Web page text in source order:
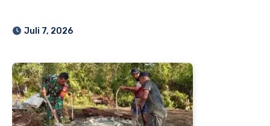
Juli 7, 2026